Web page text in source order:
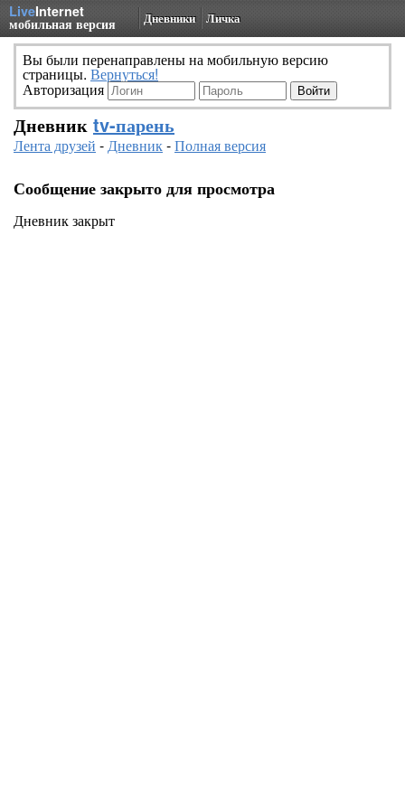
LiveInternet
мобильная версия Дневники Личка
Вы были перенаправлены на мобильную версию
страницы. Вернуться!
Авторизация
Дневник tv-парень
Лента друзей -Дневник-Полная версия
Сообщение закрыто для просмотра
Дневник закрыт